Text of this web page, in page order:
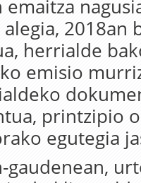
emaitza
alegia,
herrialde
emisio
printzipio
egutegia
gaudenean,